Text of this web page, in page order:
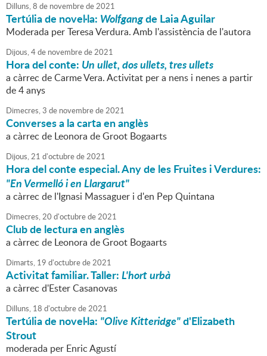
Dilluns,8 de novembrede2021
Tertúlia de novel·la: Wolfgangde Laia Aguilar
Moderada per Teresa Verdura. Amb l'assistència de l'autora
Dijous,4de novembrede2021
Hora del conte: Un ullet, dos ullets, tres ullets
a càrrec de Carme Vera. Activitat per a nens i nenes a partir
de 4 anys
Dimecres,3 de novembrede2021
Converses a la carta en anglès
a càrrec de Leonora de Groot Bogaarts
Dijous,21 d'octubrede2021
Hora del conte especial. Any de les Fruites i Verdures:
"En Vermelló i en Llargarut"
a càrrec de l'Ignasi Massaguer i d'en Pep Quintana
Dimecres,20 d'octubrede2021
Club de lectura en anglès
a càrrec de Leonora de Groot Bogaarts
Dimarts, 19 d'octubrede2021
Activitat familiar. Taller:L'hort urbà
a càrrec d'Ester Casanovas
Dilluns, 18 d'octubrede2021
Tertúlia de novel·la: "Olive Kitteridge"d'Elizabeth
Strout
moderada per Enric Agustí